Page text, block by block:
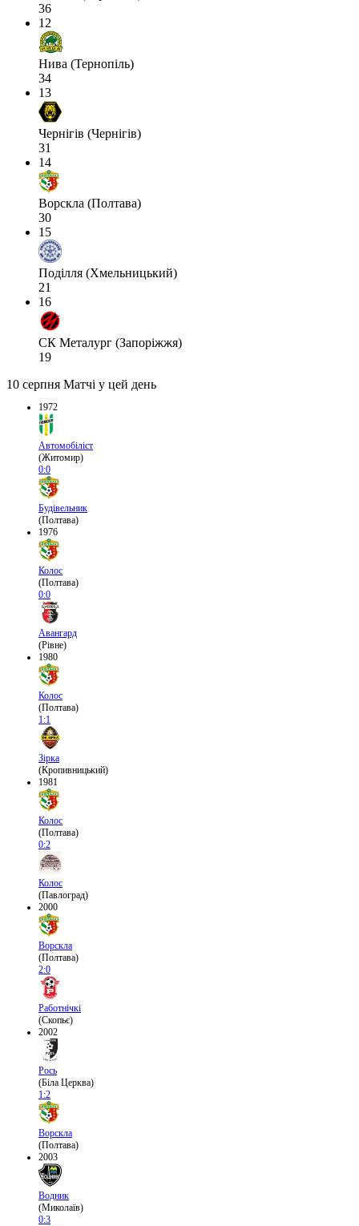
36
12
Нива (Тернопіль)
34
13
Чернігів (Чернігів)
31
14
Ворскла (Полтава)
30
15
Поділля (Хмельницький)
21
16
СК Металург (Запоріжжя)
19
10 серпня Матчі у цей день
1972
Автомобіліст
(Житомир)
0:0
Будівельник
(Полтава)
1976
Колос
(Полтава)
0:0
Авангард
(Рівне)
1980
Колос
(Полтава)
1:1
Зірка
(Кропивницький)
1981
Колос
(Полтава)
0:2
Колос
(Павлоград)
2000
Ворскла
(Полтава)
2:0
Работнічкі
(Скопьє)
2002
Рось
(Біла Церква)
1:2
Ворскла
(Полтава)
2003
Водник
(Миколаїв)
0:3